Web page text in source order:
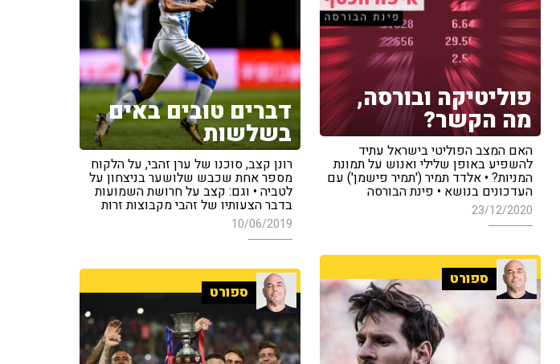
פוליטיקה ובורסה,
מה הקשר?
האם המצב הפוליטי בישראל עתיד
להשפיע באופן שלילי ואנוש על תמונת
המניות? • אלדד תמיר ('תמיר פישמן') עם
העדכונים בנושא • פינת הבורסה
23/12/2020
דברים טובים באים
בשלשות
רונן קצב, סוכנו של ערן זהבי, על הלקוח
מספר אחת שכבש שלושער בניצחון על
לטביה • וגם: קצב על חרושת השמועות
בדבר הצעותיו של זהבי מקבוצות זרות
10/06/2019
ספורט
ספורט